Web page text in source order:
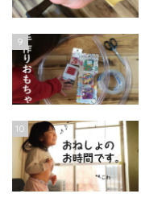
9
10